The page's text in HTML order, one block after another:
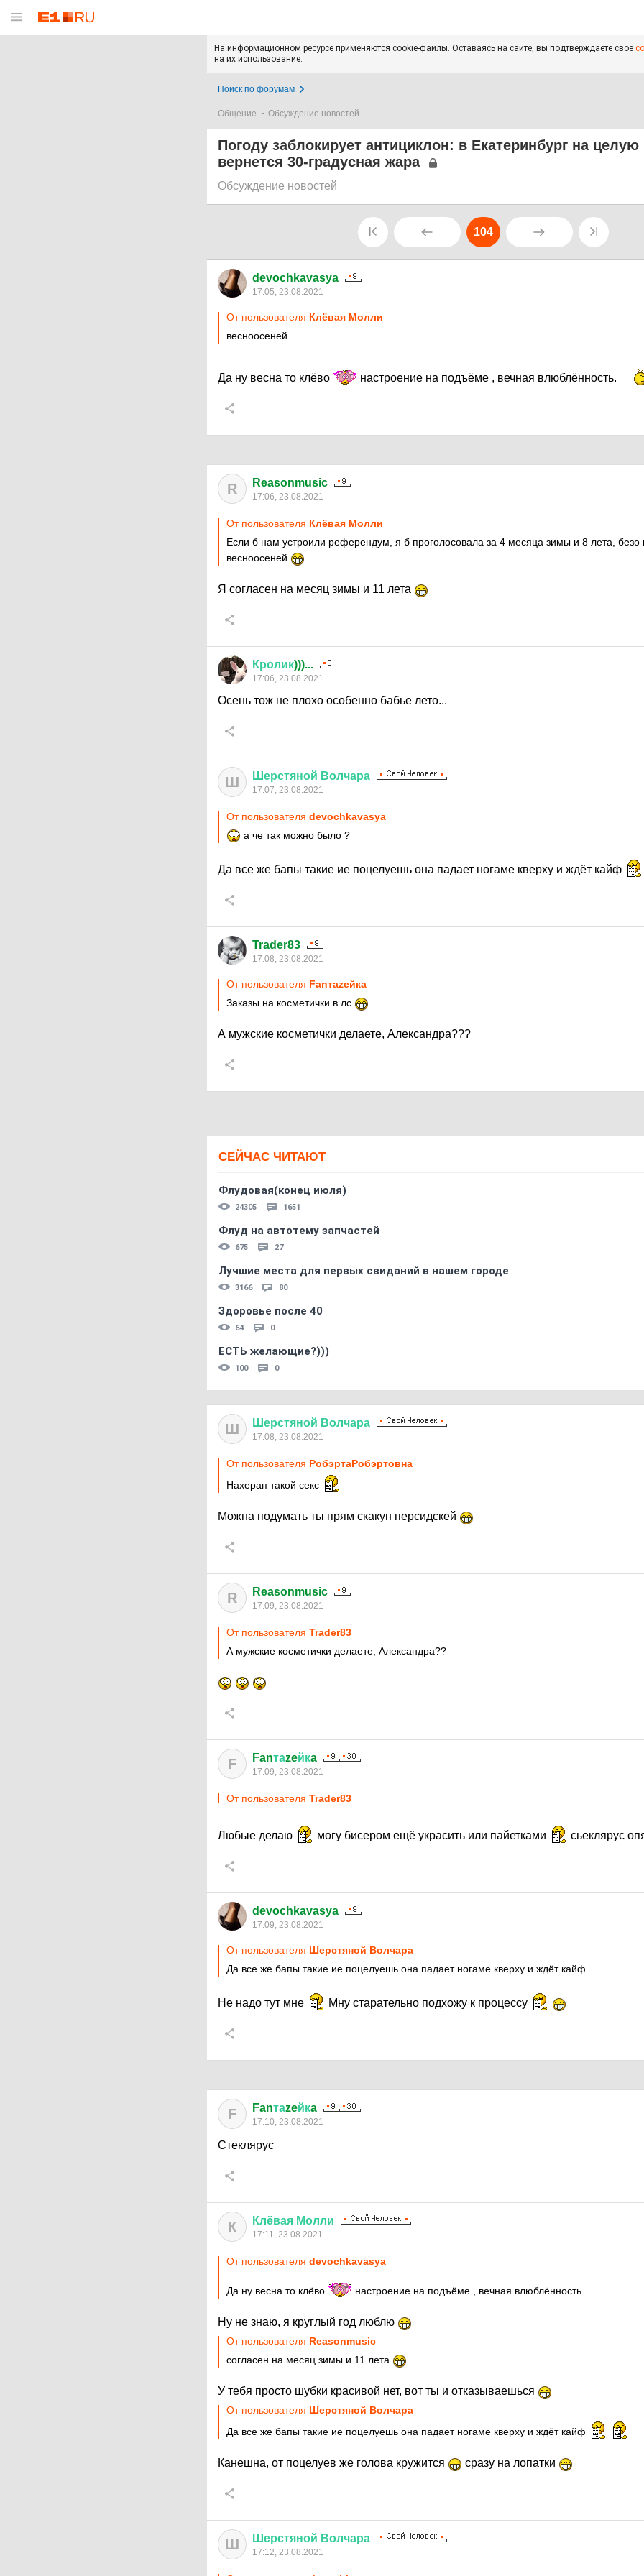
На информационном ресурсе применяются cookie-файлы. Оставаясь на сайте, вы подтверждаете свое
на их использование.
Поиск по форумам
Общение Обсуждение новостей
Погоду заблокирует антициклон: в Екатеринбург на
вернется 30-градусная жара
Обсуждение новостей
104
devochkavasya
17:05, 23.08.2021
От пользователя Клёвая Молли
весноосеней
Да ну весна то клёво настроение на подъёме , вечная влюблённость.
R Reasonmusic
17:06, 23.08.2021
От пользователя Клёвая Молли
Если б нам устроили референдум, я б проголосовала за 4 месяца зимы и 8 лета, безо
весноосеней
Я согласен на месяц зимы и 11 лета
Кролик)))...
17:06, 23.08.2021
Осень тож не плохо особенно бабье лето...
Ш Шерстяной Волчара
17:07, 23.08.2021
От пользователя devochkavasya
а че так можно было ?
Да все же бапы такие ие поцелуешь она падает ногаме кверху и ждёт кайф
Trader83
17:08, 23.08.2021
От пользователя Fanтаzeйкa
Заказы на косметички в лс
А мужские косметички делаете, Александра???
СЕЙЧАС ЧИТАЮТ
Флудовая(конец июля)
24305 1651
Флуд на автотему запчастей
675 27
Лучшие места для первых свиданий в нашем городе
3166 80
Здоровье после 40
64 0
ЕСТЬ желающие?)))
100 0
Ш Шерстяной Волчара
17:08, 23.08.2021
От пользователя PoбэртаPoбэртовна
Нахерап такой секс
Можна подумать ты прям скакун персидскей
R Reasonmusic
17:09, 23.08.2021
От пользователя Trader83
А мужские косметички делаете, Александра??
F Fanтаzeйкa
17:09, 23.08.2021
От пользователя Trader83
Любые делаю могу бисером ещё украсить или пайетками сьеклярус
devochkavasya
17:09, 23.08.2021
От пользователя Шерстяной Волчара
Да все же бапы такие ие поцелуешь она падает ногаме кверху и ждёт кайф
Не надо тут мне Мну старательно подхожу к процессу
F Fanтаzeйкa
17:10, 23.08.2021
Стеклярус
К Клёвая Молли
17:11, 23.08.2021
От пользователя devochkavasya
Да ну весна то клёво настроение на подъёме , вечная влюблённость.
Ну не знаю, я круглый год люблю
От пользователя Reasonmusic
согласен на месяц зимы и 11 лета
У тебя просто шубки красивой нет, вот ты и отказываешься
От пользователя Шерстяной Волчара
Да все же бапы такие ие поцелуешь она падает ногаме кверху и ждёт кайф
Канешна, от поцелуев же голова кружится сразу на лопатки
Ш Шерстяной Волчара
17:12, 23.08.2021